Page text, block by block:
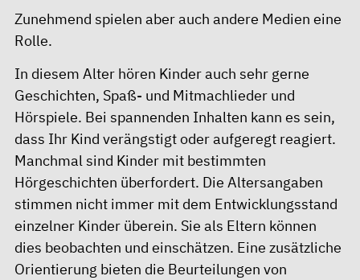
Zunehmend spielen aber auch andere Medien eine
Rolle.
In diesem Alter hören Kinder auch sehr gerne
Geschichten, Spaß- und Mitmachlieder und
Hörspiele. Bei spannenden Inhalten kann es sein,
dass Ihr Kind verängstigt oder aufgeregt reagiert.
Manchmal sind Kinder mit bestimmten
Hörgeschichten überfordert. Die Altersangaben
stimmen nicht immer mit dem Entwicklungsstand
einzelner Kinder überein. Sie als Eltern können
dies beobachten und einschätzen. Eine zusätzliche
Orientierung bieten die Beurteilungen von